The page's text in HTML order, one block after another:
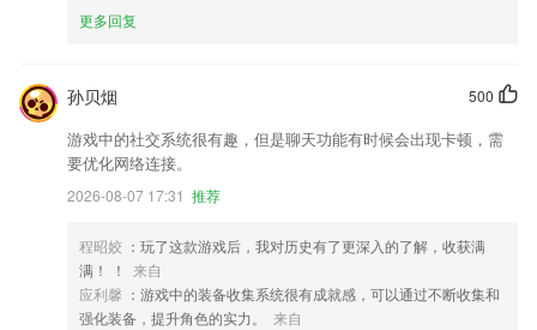
更多回复
500
孙贝烟
游戏中的社交系统很有趣，但是聊天功能有时候会出现卡顿，需
要优化网络连接。
2026-08-07 17:31 推荐
程昭姣 ：玩了这款游戏后，我对历史有了更深入的了解，收获满
满！ ！
来自
应利馨 ：游戏中的装备收集系统很有成就感，可以通过不断收集和
强化装备，提升角色的实力。
来自